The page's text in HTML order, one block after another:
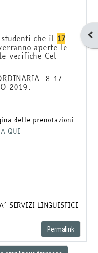
che il 17
aperte le
verifiche Cel
8-17
2019.
delle prenotazioni
QUI
SERVIZI LINGUISTICI
Permalink